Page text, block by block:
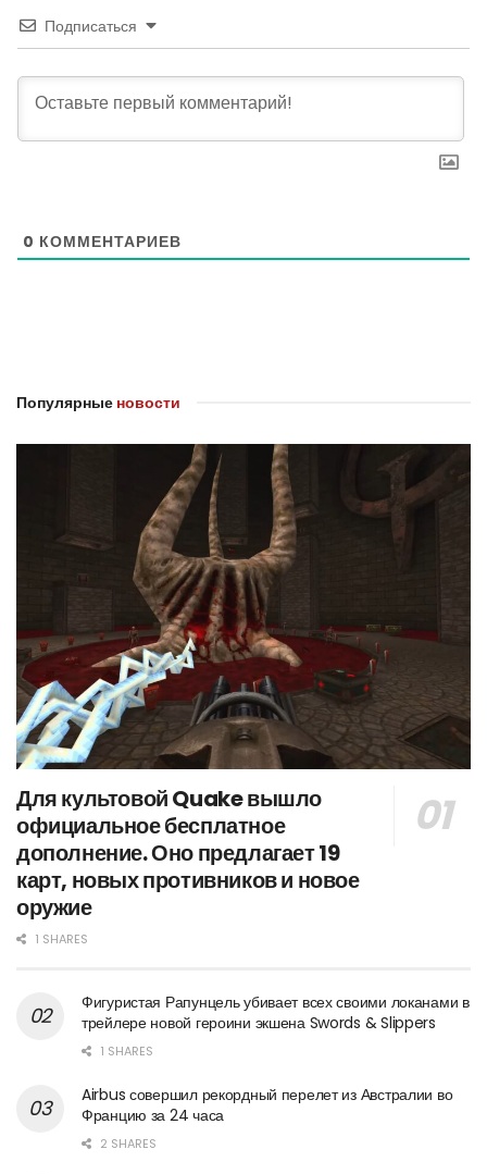
Подписаться
0 КОММЕНТАРИЕВ
Популярные новости
Для культовой Quake вышло
официальное бесплатное
дополнение. Оно предлагает 19
карт, новых противников и новое
оружие
1 SHARES
Фигуристая Рапунцель убивает всех своими локанами в
трейлере новой героини экшена Swords & Slippers
1 SHARES
Airbus совершил рекордный перелет из Австралии во
Францию за 24 часа
2 SHARES